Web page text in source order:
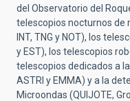
del Observatorio del
telescopios nocturnos de
INT, TNG y NOT), los
y EST), los telescopios
telescopios dedicados a
ASTRI y EMMA) y a la
Microondas (QUIJOTE,